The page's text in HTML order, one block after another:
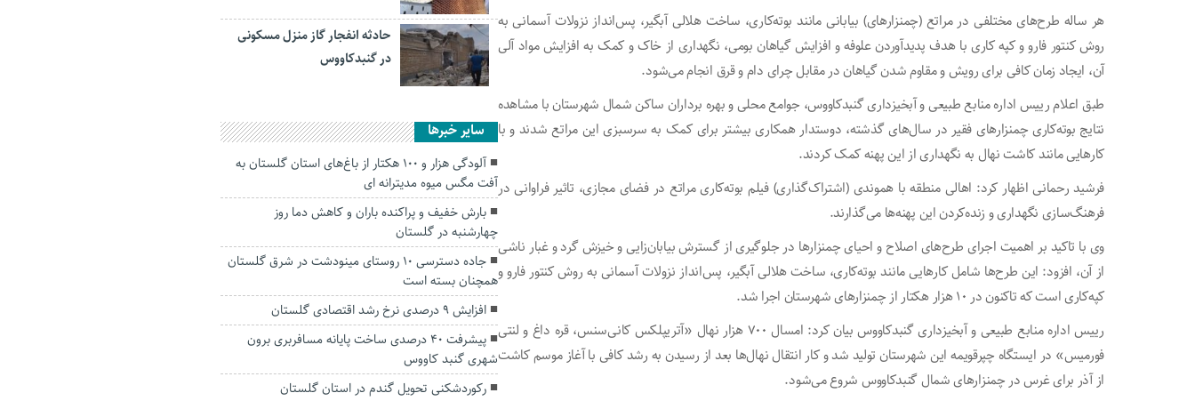
هر ساله طرح‌های مختلفی در مراتع (چمنزارهای) بیابانی مانند بوته‌کاری، ساخت هلالی آبگیر، پس‌انداز نزولات آسمانی به
روش کنتور فارو و کپه کاری با هدف پدیدآوردن علوفه و افزایش گیاهان بومی، نگهداری از خاک و کمک به افزایش مواد آلی
آن، ایجاد زمان کافی برای رویش و مقاوم شدن گیاهان در مقابل چرای دام و قرق انجام می‌شود.
طبق اعلام رییس اداره منابع طبیعی و آبخیزداری گنبدکاووس، جوامع محلی و بهره برداران ساکن شمال شهرستان با مشاهده
نتایج بوته‌کاری چمنزار‌های فقیر در سال‌های گذشته، دوستدار همکاری بیشتر برای کمک به سرسبزی این مراتع شدند و با
کار‌هایی مانند کاشت نهال به نگهداری از این پهنه کمک کردند.
فرشید رحمانی اظهار کرد: اهالی منطقه با هموندی (اشتراک‌گذاری) فیلم بوته‌کاری مراتع در فضای مجازی، تاثیر فراوانی در
فرهنگ‌سازی نگهداری و زنده‌کردن این پهنه‌ها می‌گذارند.
وی با تاکید بر اهمیت اجرای طرح‌های اصلاح و احیای چمنزار‌ها در جلوگیری از گسترش بیابان‌زایی و خیزش گرد و غبار ناشی
از آن، افزود: این طرح‌ها شامل کار‌هایی مانند بوته‌کاری، ساخت هلالی آبگیر، پس‌انداز نزولات آسمانی به روش کنتور فارو و
کپه‌کاری است که تاکنون در ۱۰ هزار هکتار از چمنزار‌های شهرستان اجرا شد.
رییس اداره منابع طبیعی و آبخیزداری گنبدکاووس بیان کرد: امسال ۷۰۰ هزار نهال «آتریپلکس کانی‌سنس، قره داغ و لنتی
فورمیس» در ایستگاه چپرقویمه این شهرستان تولید شد و کار انتقال نهال‌ها بعد از رسیدن به رشد کافی با آغاز موسم کاشت
از آذر برای غرس در چمنزار‌های شمال گنبدکاووس شروع می‌شود.
حادثه انفجار گاز منزل مسکونی
در گنبدکاووس
سایر خبرها
آلودگی هزار و ۱۰۰ هکتار از باغ‌های استان گلستان به
آفت مگس میوه مدیترانه ای
بارش خفیف و پراکنده باران و کاهش دما روز
چهارشنبه در گلستان
جاده دسترسی ۱۰ روستای مینودشت در شرق گلستان
همچنان بسته است
افزایش ۹ درصدی نرخ رشد اقتصادی گلستان
پیشرفت ۴۰ درصدی ساخت پایانه مسافربری برون
شهری گنبد کاووس
رکوردشکنی تحویل گندم در استان گلستان